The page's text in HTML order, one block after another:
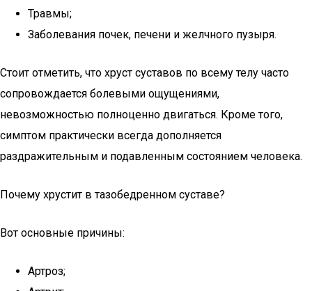
Травмы;
Заболевания почек, печени и желчного пузыря.
Стоит отметить, что хруст суставов по всему телу часто
сопровождается болевыми ощущениями,
невозможностью полноценно двигаться. Кроме того,
симптом практически всегда дополняется
раздражительным и подавленным состоянием человека.
Почему хрустит в тазобедренном суставе?
Вот основные причины:
Артроз;